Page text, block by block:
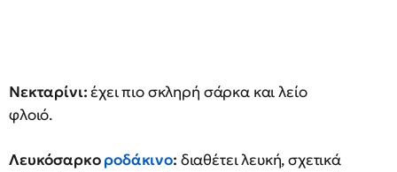
Νεκταρίνι:έχει πιο σκληρή σάρκα και λείο
φλοιό.
Λευκόσαρκοροδάκινο: διαθέτει λευκή, σχετικά